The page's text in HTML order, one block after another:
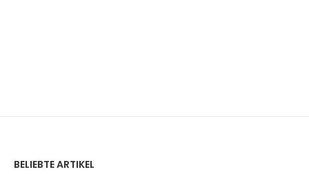
BELIEBTE ARTIKEL